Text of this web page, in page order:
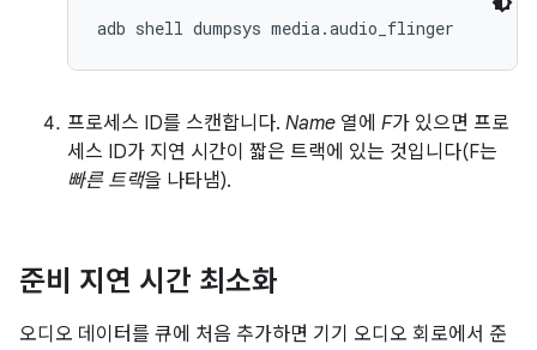
프로세스 ID를 스캔합니다. Name 열에 F가 있으면 프로
세스 ID가 지연 시간이 짧은 트랙에 있는 것입니다(F는
빠른 트랙을 나타냄).
준비 지연 시간 최소화
오디오 데이터를 큐에 처음 추가하면 기기 오디오 회로에서 준